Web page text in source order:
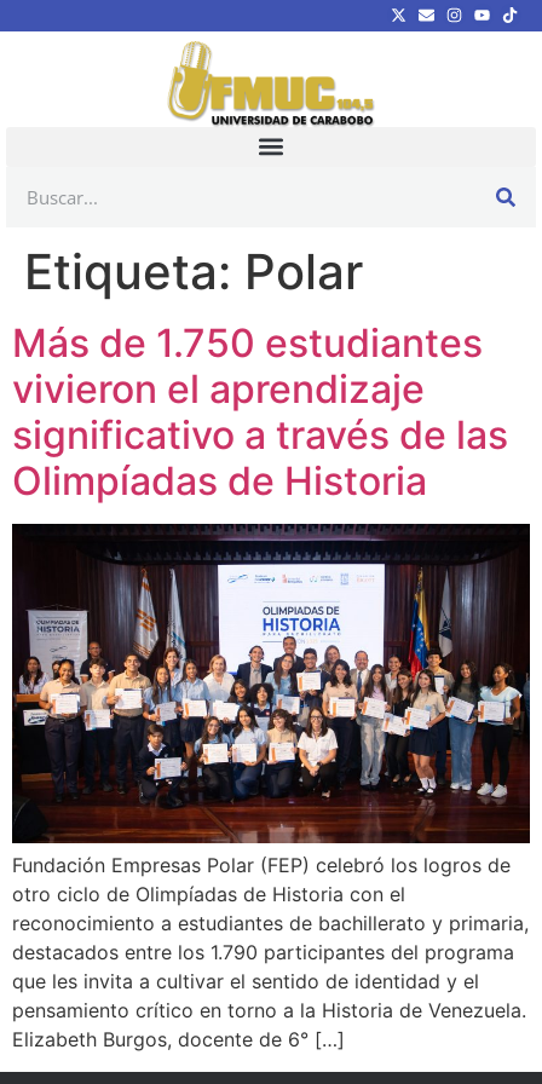
Etiqueta: Polar
Más de 1.750 estudiantes
vivieron el aprendizaje
significativo a través de las
Olimpíadas de Historia
Fundación Empresas Polar (FEP) celebró los logros de
otro ciclo de Olimpíadas de Historia con el
reconocimiento a estudiantes de bachillerato y primaria,
destacados entre los 1.790 participantes del programa
que les invita a cultivar el sentido de identidad y el
pensamiento crítico en torno a la Historia de Venezuela.
Elizabeth Burgos, docente de 6° […]